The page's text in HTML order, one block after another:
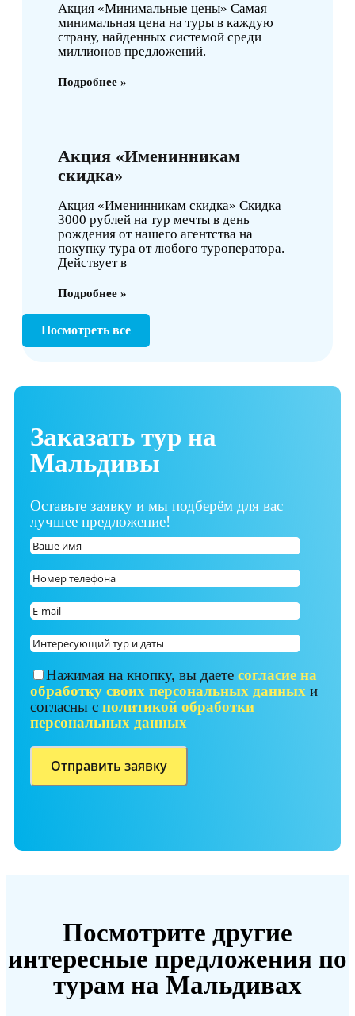
Акция «Минимальные цены» Самая
минимальная цена на туры в каждую
страну, найденных системой среди
миллионов предложений.
Подробнее »
Акция «Именинникам
скидка»
Акция «Именинникам скидка» Скидка
3000 рублей на тур мечты в день
рождения от нашего агентства на
покупку тура от любого туроператора.
Действует в
Подробнее »
Посмотреть все
Заказать тур на
Мальдивы
Оставьте заявку и мы подберём для вас
лучшее предложение!
Нажимая на кнопку, вы даете согласие на
обработку своих персональных данных и
согласны с политикой обработки
персональных данных
Посмотрите другие
интересные предложения по
турам на Мальдивах